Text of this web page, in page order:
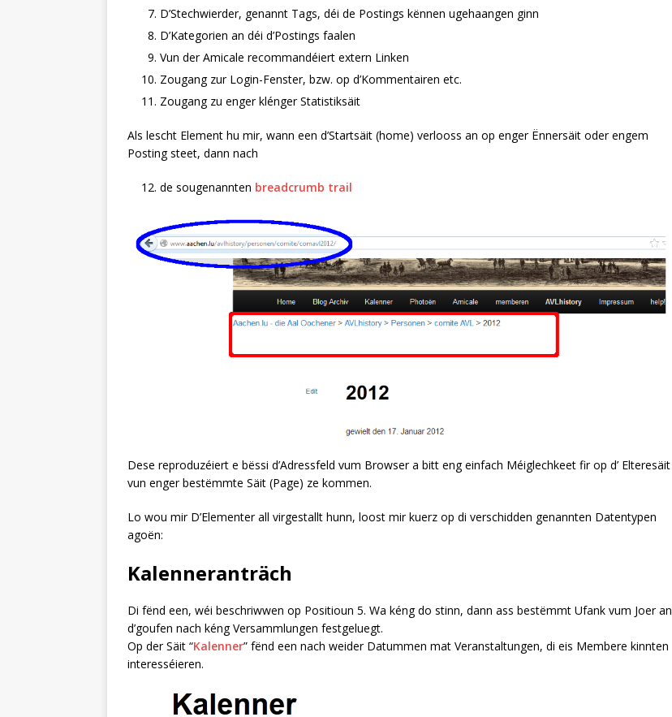
D’Stechwierder, genannt Tags, déi de Postings kënnen ugehaangen ginn
D’Kategorien an déi d’Postings faalen
Vun der Amicale recommandéiert extern Linken
Zougang zur Login-Fenster, bzw. op d’Kommentairen etc.
Zougang zu enger klénger Statistiksäit
Als lescht Element hu mir, wann een d’Startsäit (home) verlooss an op enger Ënnersäit oder engem
Posting steet, dann nach
de sougenannten breadcrumb trail
Dese reproduzéiert e bëssi d’Adressfeld vum Browser a bitt eng einfach Méiglechkeet fir op d’ Elteresäit
vun enger bestëmmte Säit (Page) ze kommen.
Lo wou mir D’Elementer all virgestallt hunn, loost mir kuerz op di verschidden genannten Datentypen
agoën:
Kalenneranträch
Di fënd een, wéi beschriwwen op Positioun 5. Wa kéng do stinn, dann ass bestëmmt Ufank vum Joer an
d’goufen nach kéng Versammlungen festgeluegt.
Op der Säit “Kalenner” fënd een nach weider Datummen mat Veranstaltungen, di eis Membere kinnten
interesséieren.